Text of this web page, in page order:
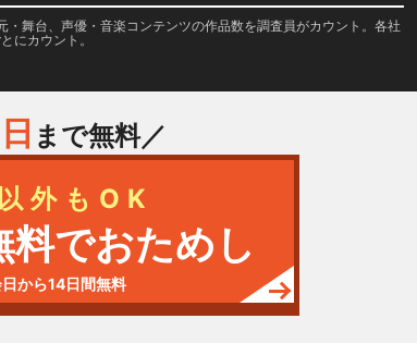
舞台、声優・音楽コンテンツの作品数を調査員がカウント。各社
にカウント。
日 まで無料／
外もOK
でおためし
から14日間無料